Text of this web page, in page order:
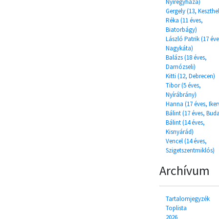
Nyíregyháza)
Gergely (13,
Réka (11 éves,
Biatorbágy)
László Patrik (17
Nagykáta)
Balázs (18 éves,
Darnózseli)
Kitti (12, Debrecen)
Tibor (5 éves,
Nyírábrány)
Hanna (17 éves,
Bálint (17 éves,
Bálint (14 éves,
Kisnyárád)
Vencel (14 éves,
Szigetszentmiklós)
Archívum
Tartalomjegyzék
Toplista
2026